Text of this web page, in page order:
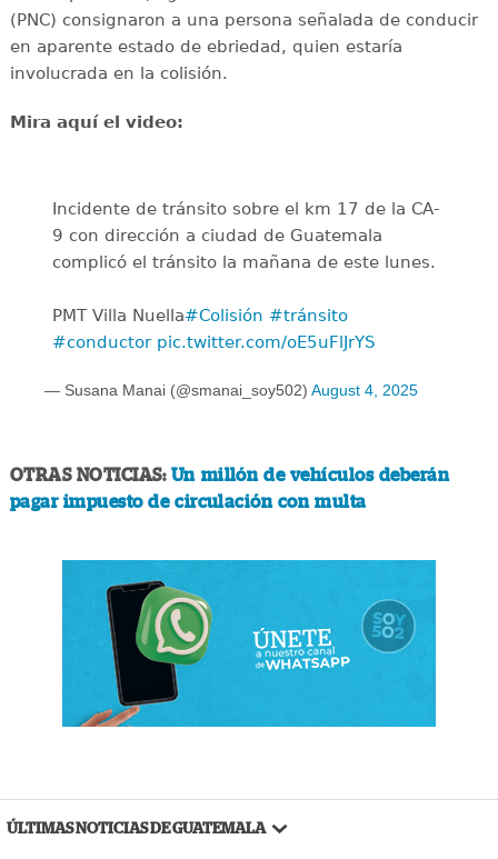
(PNC) consignaron a una persona señalada de conducir
en aparente estado de ebriedad, quien estaría
involucrada en la colisión.
Mira aquí el video:
Incidente de tránsito sobre el km 17 de la CA-
9 con dirección a ciudad de Guatemala
complicó el tránsito la mañana de este lunes.
PMT Villa Nuella#Colisión #tránsito
#conductor pic.twitter.com/oE5uFlJrYS
— Susana Manai (@smanai_soy502) August 4, 2025
OTRAS NOTICIAS: Un millón de vehículos deberán
pagar impuesto de circulación con multa
ÚLTIMAS NOTICIAS DE GUATEMALA